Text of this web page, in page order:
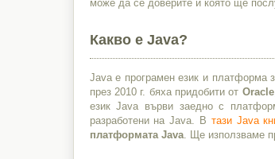
може да се доверите и която ще
Какво е Java?
Java е програмен език и платформа
през 2010 г. бяха придобити от Oracle
език Java върви заедно с
разработени на Java. В тази Java
платформата Java. Ще използваме